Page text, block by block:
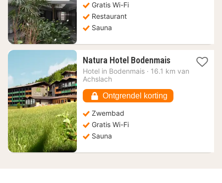
€
Gratis Wi-Fi
Restaurant
Sauna
Natura Hotel Bodenmais1
nacht
€
Hotel in Bodenmais · 16.1 km van
Achslach
Ontgrendel korting
Zwembad
Gratis Wi-Fi
Sauna